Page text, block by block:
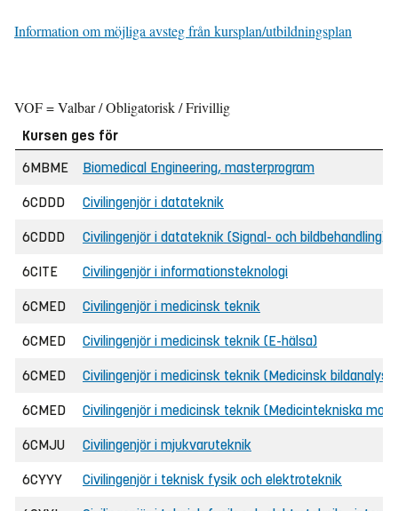
Information om möjliga avsteg från kursplan/utbildningsplan
VOF = Valbar / Obligatorisk / Frivillig
Kursen ges för
6MBME
Biomedical Engineering, masterprogram
6CDDD Civilingenjör i datateknik
6CDDD Civilingenjör i datateknik (Signal- och bildbehandling)
6CITE Civilingenjör i informationsteknologi
6CMED Civilingenjör i medicinsk teknik
6CMED Civilingenjör i medicinsk teknik (E-hälsa)
6CMED Civilingenjör i medicinsk teknik (Medicinsk bildanalys
6CMED Civilingenjör i medicinsk teknik (Medicintekniska
6CMJU Civilingenjör i mjukvaruteknik
6CYYY Civilingenjör i teknisk fysik och elektroteknik